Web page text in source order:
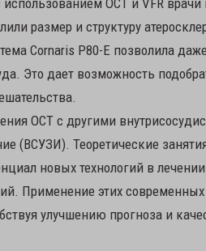
ОСТ и VFR
размер и структуру
Cornaris P80-E позволила
Это дает возможность
ОСТ с другими
(ВСУЗИ). Теоретические
новых технологий в
Применение этих современных
улучшению прогноза и